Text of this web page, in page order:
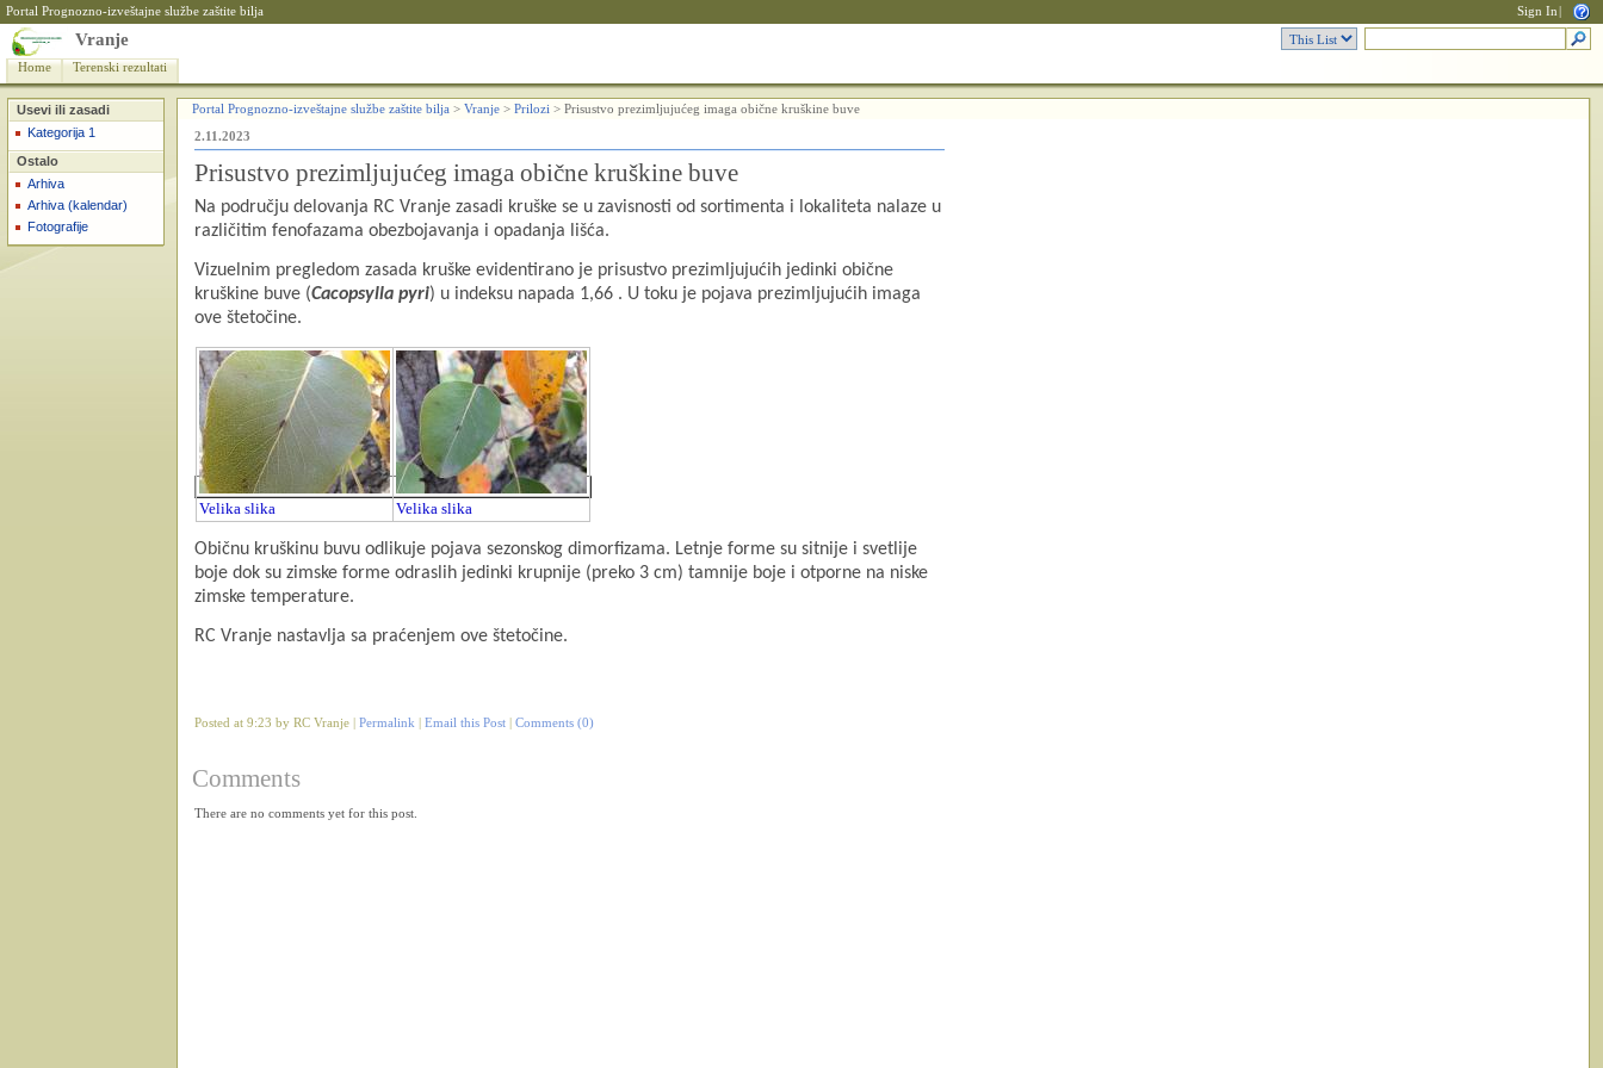
Portal Prognozno-izveštajne službe zaštite bilja Sign In
Vranje
Home Terenski rezultati
Usevi ili zasadi
Kategorija 1
Ostalo
Arhiva
Arhiva (kalendar)
Fotografije
Portal Prognozno-izveštajne službe zaštite bilja > Vranje > Prilozi > Prisustvo prezimljujućeg imaga obične kruškine buve
2.11.2023
Prisustvo prezimljujućeg imaga obične kruškine buve
Na području delovanja RC Vranje zasadi kruške se u zavisnosti od sortimenta i lokaliteta nalaze u
različitim fenofazama obezbojavanja i opadanja lišća.
Vizuelnim pregledom zasada kruške evidentirano je prisustvo prezimljujućih jedinki obične
kruškine buve (Cacopsylla pyri) u indeksu napada 1,66 . U toku je pojava prezimljujućih imaga
ove štetočine.
Velika slika Velika slika
Običnu kruškinu buvu odlikuje pojava sezonskog dimorfizama. Letnje forme su sitnije i svetlije
boje dok su zimske forme odraslih jedinki krupnije (preko 3 cm) tamnije boje i otporne na niske
zimske temperature.
RC Vranje nastavlja sa praćenjem ove štetočine.
Posted at 9:23 by RC Vranje | Permalink Email this Post Comments (0)
Comments
There are no comments yet for this post.